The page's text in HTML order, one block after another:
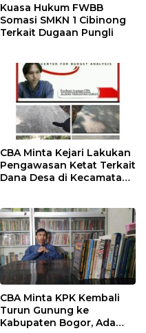
Kuasa Hukum FWBB
Somasi SMKN 1 Cibinong
Terkait Dugaan Pungli
CBA Minta Kejari Lakukan
Pengawasan Ketat Terkait
Dana Desa di Kecamatan
CBA Minta KPK Kembali
Turun Gunung ke
Kabupaten Bogor, Ada